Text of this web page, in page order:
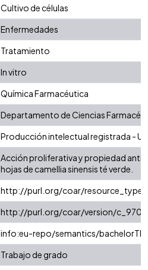
Cultivo de células
Enfermedades
Tratamiento
In vitro
Química Farmacéutica
Departamento de Ciencias
Producción intelectual registrada -
Acción proliferativa y propiedad
hojas de camellia sinensis té verde.
http://purl.org/coar/resource_type/
http://purl.org/coar/version/
info:eu-repo/semantics/
Trabajo de grado